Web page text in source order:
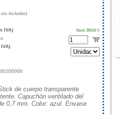
no incluido)
IVA)
Stock 36618 U
de cuerpo transparente
Capuchón ventilado del
0,7 mm. Color: azul. Envase